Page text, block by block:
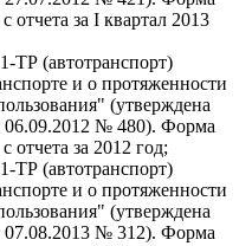
отчета за I квартал 2013
ТР (автотранспорт)
и о протяженности
(утверждена
06.09.2012 № 480). Форма
отчета за 2012 год;
ТР (автотранспорт)
и о протяженности
(утверждена
07.08.2013 № 312). Форма